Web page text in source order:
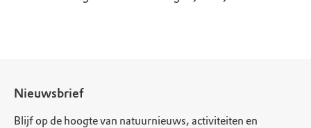
Nieuwsbrief
Blijf op de hoogte van natuurnieuws, activiteiten en